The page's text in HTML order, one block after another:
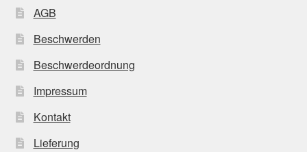
AGB
Beschwerden
Beschwerdeordnung
Impressum
Kontakt
Lieferung